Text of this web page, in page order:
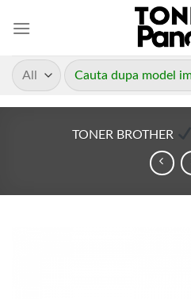
Caută
după:
TONER BROTHER